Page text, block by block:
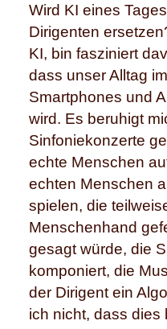
Wird KI eines
Dirigenten
KI, bin fasziniert
dass unser Alltag
Smartphones und
wird. Es beruhigt
Sinfoniekonzerte
echte Menschen
echten Menschen
spielen, die
Menschenhand
gesagt würde, die
komponiert, die
der Dirigent ein
ich nicht, dass dies